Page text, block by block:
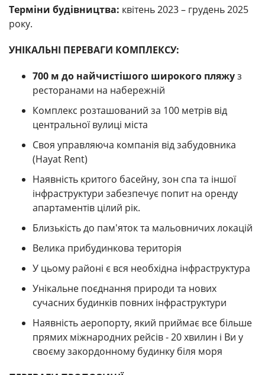
Терміни будівництва: квітень 2023 – грудень 2025
року.
УНІКАЛЬНІ ПЕРЕВАГИ КОМПЛЕКСУ:
700 м до найчистішого широкого пляжуз
ресторанами на набережній
Комплекс розташований за 100 метрів від
центральної вулиці міста
Своя управляюча компанія від забудовника
(Hayat Rent)
Наявність критого басейну, зон спа та іншої
інфраструктури забезпечує попит на оренду
апартаментів цілий рік.
Близькість до пам'яток та мальовничих локацій
Велика прибудинкова територія
У цьому районі є вся необхідна інфраструктура
Унікальне поєднання природи та нових
сучасних будинків повних інфраструктури
Наявність аеропорту, який приймає все більше
прямих міжнародних рейсів - 20 хвилин і Ви у
своєму закордонному будинку біля моря